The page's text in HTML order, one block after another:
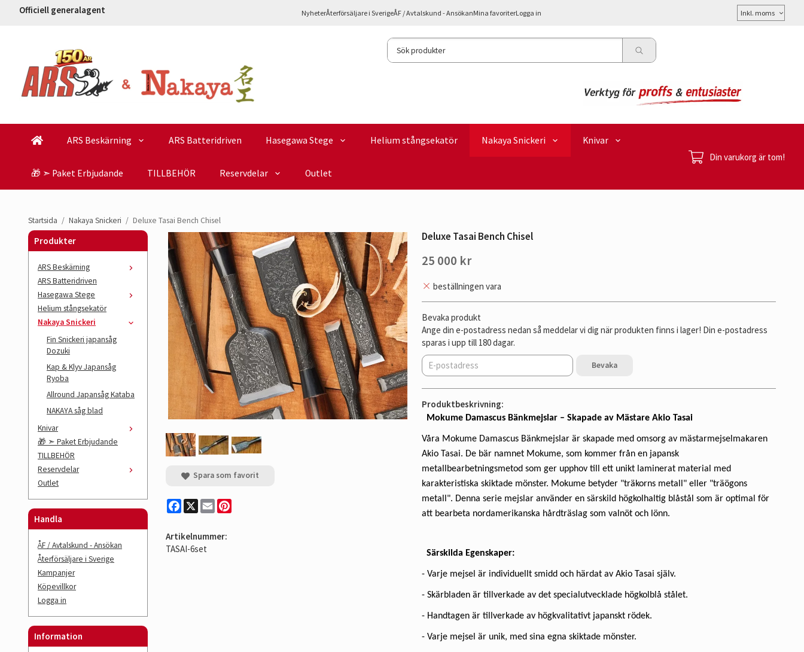
Officiell generalagent NyheterÅterförsäljare i SverigeÅF / Avtalskund - AnsökanMina favoriterLogga in
Välj
moms
ARS Beskärning ARS Batteridriven Hasegawa Stege Helium stångsekatör Nakaya Snickeri Knivar
🎁 ➣ Paket Erbjudande TILLBEHÖR Reservdelar Outlet
Din varukorg är tom!
Startsida / Nakaya Snickeri / Deluxe Tasai Bench Chisel
Produkter
ARS Beskärning
ARS Batteridriven
Hasegawa Stege
Helium stångsekatör
Nakaya Snickeri
Fin Snickeri japansåg
Dozuki
Kap & Klyv Japansåg
Ryoba
Allround Japansåg Kataba
NAKAYA såg blad
Knivar
🎁 ➣ Paket Erbjudande
TILLBEHÖR
Reservdelar
Outlet
Handla
ÅF / Avtalskund - Ansökan
Återförsäljare i Sverige
Kampanjer
Köpevillkor
Logga in
Information
Deluxe Tasai Bench Chisel
25 000 kr
beställningen vara
Bevaka produkt
Ange din e-postadress nedan så meddelar vi dig när produkten finns i lager! Din e-postadress
sparas i upp till 180 dagar.
Bevaka
Produktbeskrivning:
Mokume Damascus Bänkmejslar – Skapade av Mästare Akio Tasai
Våra Mokume Damascus Bänkmejslar är skapade med omsorg av mästarmejselmakaren
Akio Tasai. De bär namnet Mokume, som kommer från en japansk
metallbearbetningsmetod som ger upphov till ett unikt laminerat material med
karakteristiska skiktade mönster. Mokume betyder "träkorns metall" eller "träögons
metall". Denna serie mejslar använder en särskild högkolhaltig blåstål som är optimal för
att bearbeta nordamerikanska hårdträslag som valnöt och lönn.
Särskilda Egenskaper:
- Varje mejsel är individuellt smidd och härdat av Akio Tasai själv.
- Skärbladen är tillverkade av det specialutvecklade högkolblå stålet.
- Handtagen är tillverkade av högkvalitativt japanskt rödek.
- Varje mejsel är unik, med sina egna skiktade mönster.
Spara som favorit
Facebook
X Email
Artikelnummer:
TASAI-6set